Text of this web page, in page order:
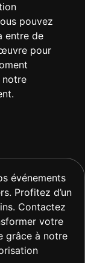
pouvez
entre de
pour
notre
événements
Profitez d’un
Contactez
votre
grâce à notre